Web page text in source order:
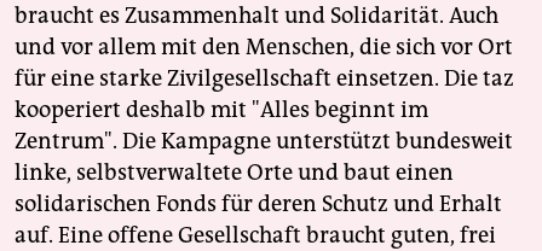
braucht es Zusammenhalt und Solidarität. Auch
und vor allem mit den Menschen, die sich vor Ort
für eine starke Zivilgesellschaft einsetzen. Die taz
kooperiert deshalb mit "Alles beginnt im
Zentrum". Die Kampagne unterstützt bundesweit
linke, selbstverwaltete Orte und baut einen
solidarischen Fonds für deren Schutz und Erhalt
auf. Eine offene Gesellschaft braucht guten, frei